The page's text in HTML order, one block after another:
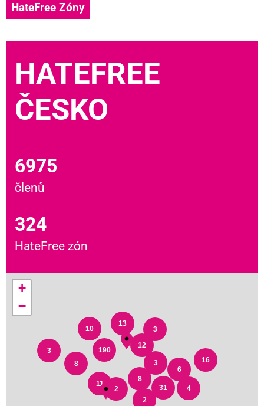
HateFree Zóny
HATEFREE
ČESKO
6975
členů
324
HateFree zón
3
2
16
2
6
4
8
31
3
3
13
12
10
8
11
190
+
−